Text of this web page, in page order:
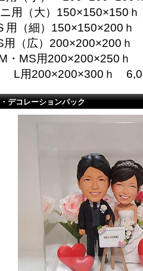
ニ用（大）150×150×150
用（細）150×150×200
用（広）200×200×200ｈ
・MS用200×200×250ｈ
L用200×200×300ｈ
デコレーションパック